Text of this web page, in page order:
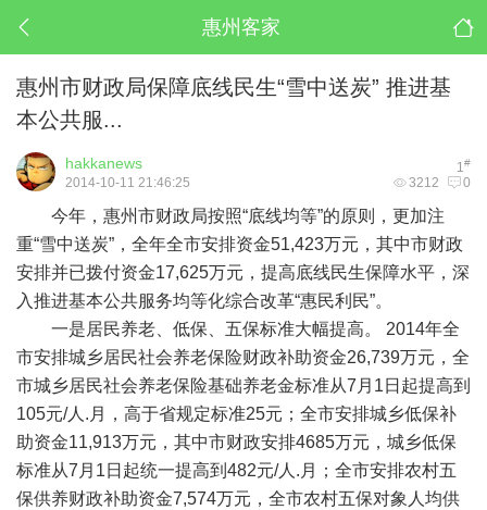
惠州客家
惠州市财政局保障底线民生“雪中送炭” 推进基
本公共服...
1#
hakkanews
3212 0
2014-10-11 21:46:25
今年，惠州市财政局按照“底线均等”的原则，更加注
重“雪中送炭”，全年全市安排资金51,423万元，其中市财政
安排并已拨付资金17,625万元，提高底线民生保障水平，深
入推进基本公共服务均等化综合改革“惠民利民”。
一是居民养老、低保、五保标准大幅提高。 2014年全
市安排城乡居民社会养老保险财政补助资金26,739万元，全
市城乡居民社会养老保险基础养老金标准从7月1日起提高到
105元/人.月，高于省规定标准25元；全市安排城乡低保补
助资金11,913万元，其中市财政安排4685万元，城乡低保
标准从7月1日起统一提高到482元/人.月；全市安排农村五
保供养财政补助资金7,574万元，全市农村五保对象人均供